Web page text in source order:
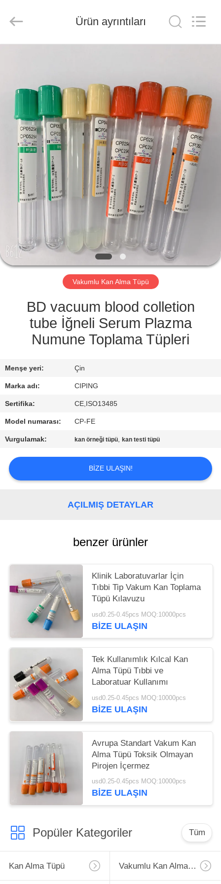
ÜRÜN:%
HAKKIMIZDA
FABRIKA
TURU
KALITE
KONTROL
BIZIMLE
ILETIŞIME
TEKLIF
SITE
HARITASI
POLICY
Co.,
Reserved.
Ürün ayrıntıları
Vakumlu Kan Alma Tüpü
BD vacuum blood colletion
tube İğneli Serum Plazma
Numune Toplama Tüpleri
Menşe yeri: Çin
Marka adı: CIPING
Sertifika: CE,ISO13485
Model numarası: CP-FE
Vurgulamak: kan örneği tüpü,kan testi tüpü
BIZE ULAŞIN!
AÇILMIŞ DETAYLAR
benzer ürünler
Klinik Laboratuvarlar İçin
Tıbbi Tip Vakum Kan Toplama
Tüpü Kılavuzu
usd0.25-0.45pcs MOQ:10000pcs
BIZE ULAŞIN
Tek Kullanımlık Kılcal Kan
Alma Tüpü Tıbbi ve
Laboratuar Kullanımı
usd0.25-0.45pcs MOQ:10000pcs
BIZE ULAŞIN
Avrupa Standart Vakum Kan
Alma Tüpü Toksik Olmayan
Pirojen İçermez
usd0.25-0.45pcs MOQ:10000pcs
BIZE ULAŞIN
Popüler Kategoriler Tüm
Kan Alma Tüpü Vakumlu Kan Alma Tüpü